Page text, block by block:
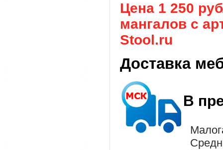
Цена 1 250
мангалов с
Stool.ru
Доставка
В